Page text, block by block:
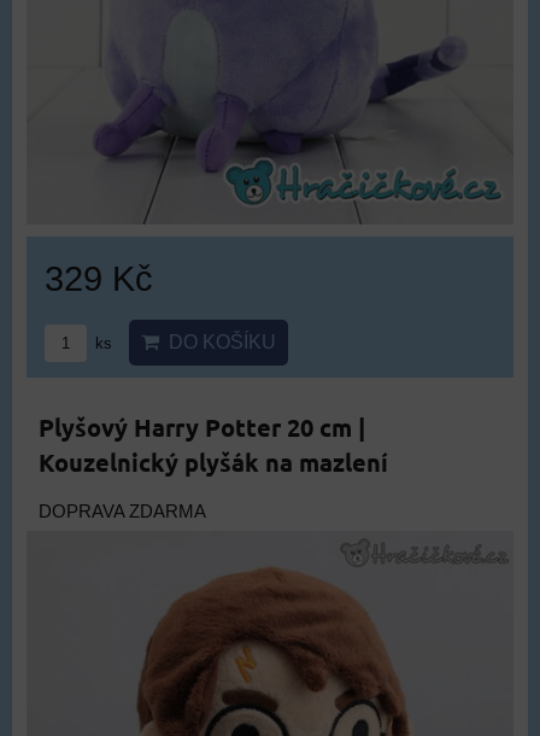
329 Kč
ks DO KOŠÍKU
Plyšový Harry Potter 20 cm |
Kouzelnický plyšák na mazlení
DOPRAVA ZDARMA